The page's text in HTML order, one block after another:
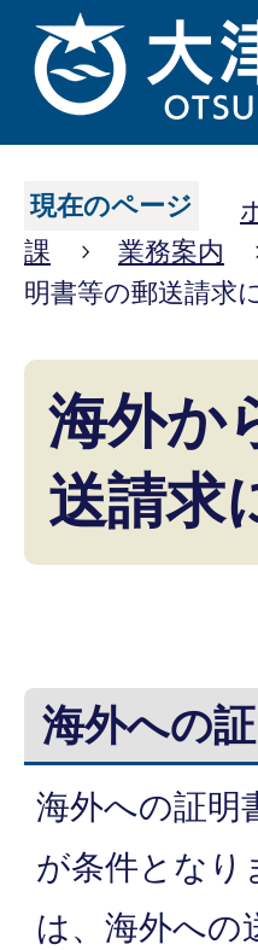
現在のページ
課
業務案内
明書等の郵送請求
海外か
送請求
海外への
海外への証明
が条件となり
は、海外への